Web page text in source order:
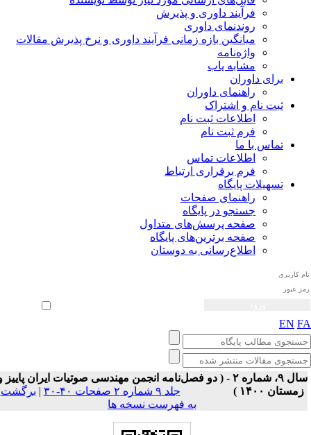
فرآیند داوری و پذیرش
روندنمای داوری
میانگین بازه زمانی فرآیند داوری و نرخ پذیرش مقالات
واژه‌نامه
مشابه یاب
برای داوران
راهنمای داوران
ثبت نام و اشتراک
اطلاعات ثبت نام
فرم ثبت نام
تماس با ما
اطلاعات تماس
فرم برقراری ارتباط
تسهیلات پایگاه
راهنمای صفحات
جستجو در پایگاه
صفحه پرسش‌های متداول
صفحه برترین‌های پایگاه
اطلاع‌رسانی به دوستان
ورود خودکار
EN
سال ۹، شماره ۲ - ( دو فصل‌نامه انجمن مهندسی صوتیات ايران پاییز و
زمستان ۱۴۰۰ )
جلد ۹ شماره ۲ صفحات ۴۰-۳۰ | برگشت
به فهرست نسخه ها